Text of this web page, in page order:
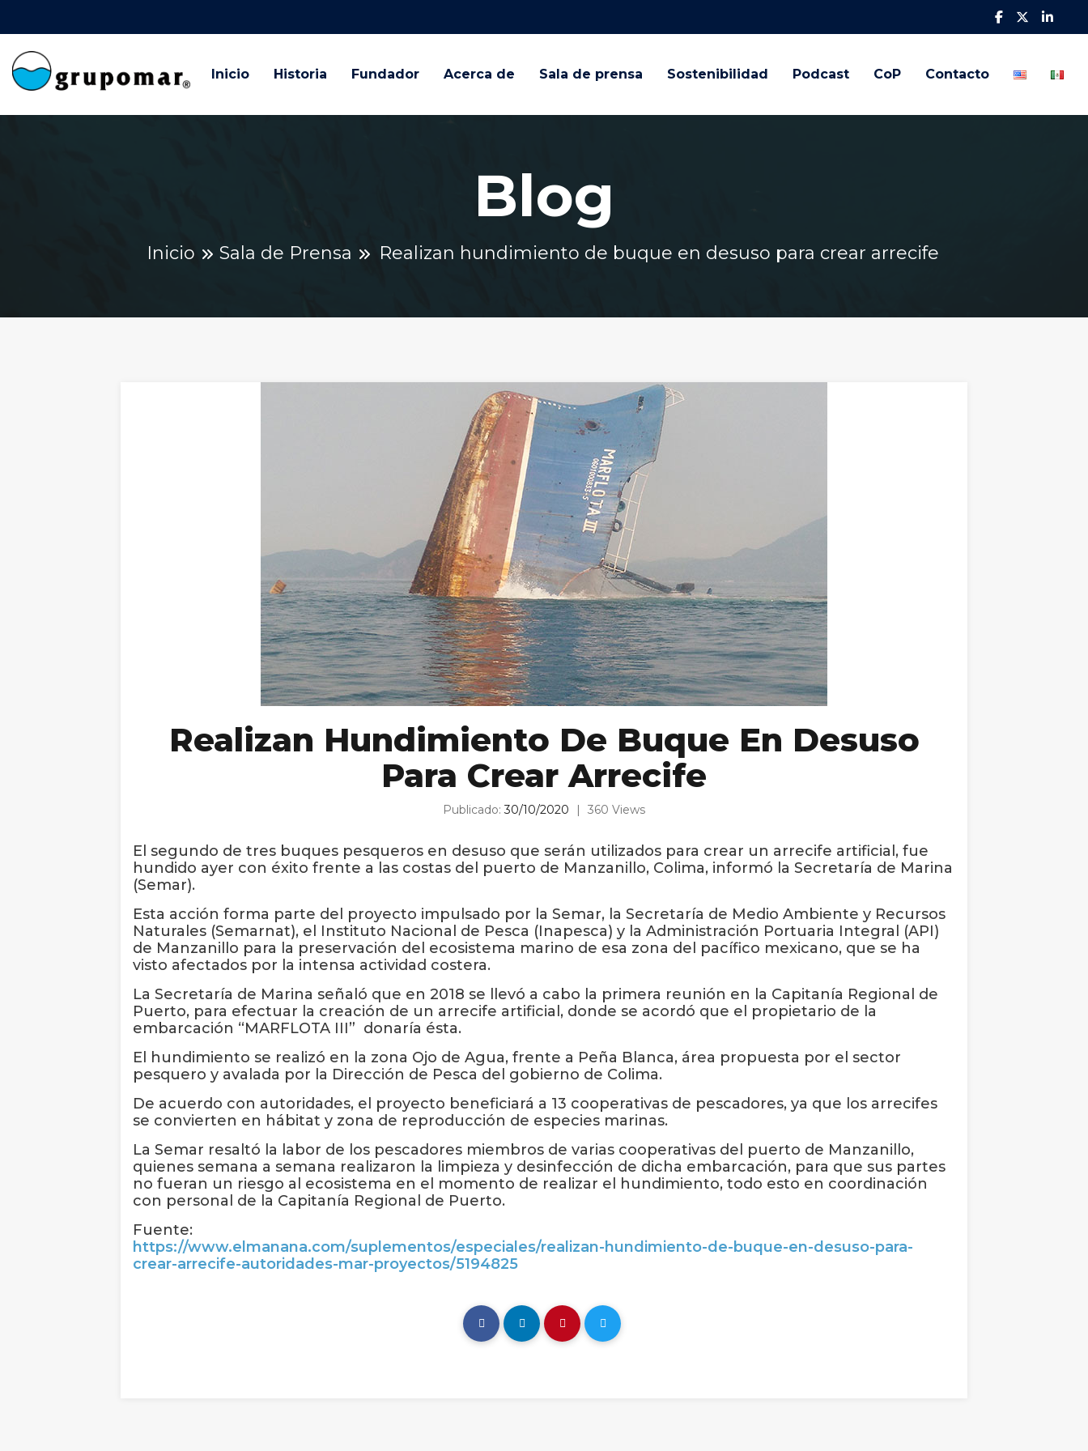
Inicio Historia Fundador Acerca de Sala de prensa Sostenibilidad Podcast CoP Contacto
Blog
Inicio Sala de Prensa Realizan hundimiento de buque en desuso para crear arrecife
Realizan Hundimiento De Buque En Desuso
Para Crear Arrecife
Publicado:30/10/2020 | 360 Views
El segundo de tres buques pesqueros en desuso que serán utilizados para crear un arrecife artificial, fue
hundido ayer con éxito frente a las costas del puerto de Manzanillo, Colima, informó la Secretaría de Marina
(Semar).
Esta acción forma parte del proyecto impulsado por la Semar, la Secretaría de Medio Ambiente y Recursos
Naturales (Semarnat), el Instituto Nacional de Pesca (Inapesca) y la Administración Portuaria Integral (API)
de Manzanillo para la preservación del ecosistema marino de esa zona del pacífico mexicano, que se ha
visto afectados por la intensa actividad costera.
La Secretaría de Marina señaló que en 2018 se llevó a cabo la primera reunión en la Capitanía Regional de
Puerto, para efectuar la creación de un arrecife artificial, donde se acordó que el propietario de la
embarcación “MARFLOTA III” donaría ésta.
El hundimiento se realizó en la zona Ojo de Agua, frente a Peña Blanca, área propuesta por el sector
pesquero y avalada por la Dirección de Pesca del gobierno de Colima.
De acuerdo con autoridades, el proyecto beneficiará a 13 cooperativas de pescadores, ya que los arrecifes
se convierten en hábitat y zona de reproducción de especies marinas.
La Semar resaltó la labor de los pescadores miembros de varias cooperativas del puerto de Manzanillo,
quienes semana a semana realizaron la limpieza y desinfección de dicha embarcación, para que sus partes
no fueran un riesgo al ecosistema en el momento de realizar el hundimiento, todo esto en coordinación
con personal de la Capitanía Regional de Puerto.
Fuente:
https://www.elmanana.com/suplementos/especiales/realizan-hundimiento-de-buque-en-desuso-para-
crear-arrecife-autoridades-mar-proyectos/5194825